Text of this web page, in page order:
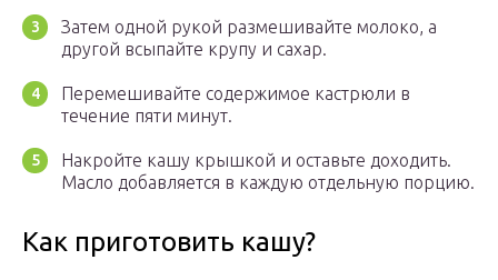
Затем одной рукой размешивайте молоко, а
другой всыпайте крупу и сахар.
Перемешивайте содержимое кастрюли в
течение пяти минут.
Накройте кашу крышкой и оставьте доходить.
Масло добавляется в каждую отдельную порцию.
Как приготовить кашу?